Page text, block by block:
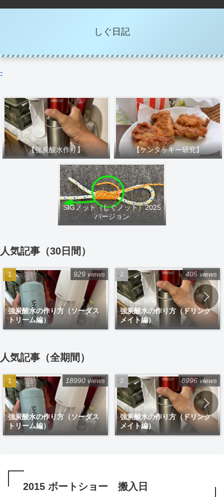
しぐ日記
-
【強炭酸水作り】 【ケンタッキー研究】
SIGノット（しぐノット）2025
バージョン
人気記事（30日間）
強炭酸水の作り方（ソーダス
トリーム編）
929 views
強炭酸水の作り方（ドリンク
メイト編）
405 views
人気記事（全期間）
強炭酸水の作り方（ソーダス
トリーム編）
18990 views
強炭酸水の作り方（ドリンク
メイト編）
8996 views
2015 ボートショー 搬入日